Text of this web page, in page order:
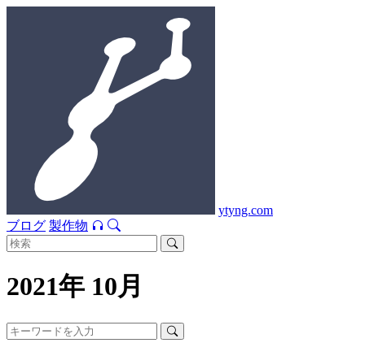
ytyng.com
ブログ 製作物
2021年 10月